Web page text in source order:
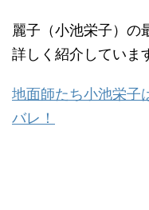
麗子（小池栄子）の
詳しく紹介していま
地面師たち小池栄子
バレ！